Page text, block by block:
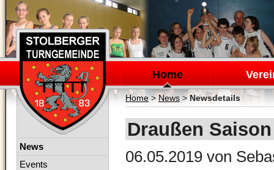
Navigation
überspringen
Home
Home> News>Newsdetails
Draußen
06.05.2019 von
Navigation
News
Events